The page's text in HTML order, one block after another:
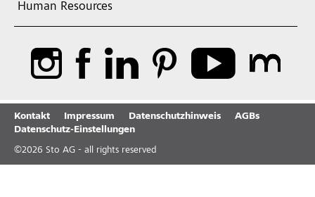
Human Resources
Kontakt Impressum Datenschutzhinweis
AGBs
Datenschutz-Einstellungen
©2026 Sto AG - all rights reserved